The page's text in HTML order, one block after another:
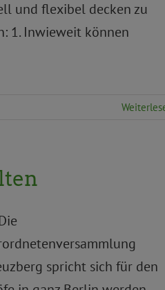
und flexibel decken zu
1. Inwieweit können
spricht sich für den